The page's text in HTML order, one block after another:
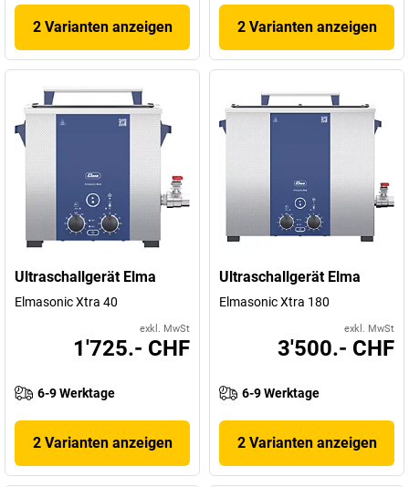
2 Varianten anzeigen 2 Varianten anzeigen
Ultraschallgerät Elma
Elmasonic Xtra 40
exkl. MwSt
1'725.- CHF
6-9 Werktage
2 Varianten anzeigen
Ultraschallgerät Elma
Elmasonic Xtra 180
exkl. MwSt
3'500.- CHF
6-9 Werktage
2 Varianten anzeigen